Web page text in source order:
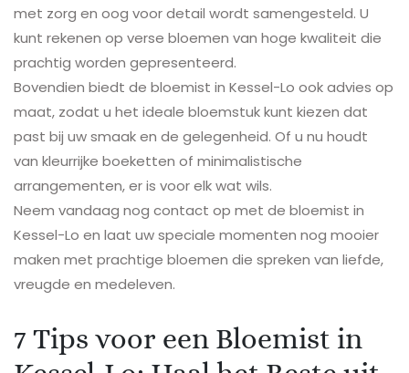
met zorg en oog voor detail wordt samengesteld. U
kunt rekenen op verse bloemen van hoge kwaliteit die
prachtig worden gepresenteerd.
Bovendien biedt de bloemist in Kessel-Lo ook advies op
maat, zodat u het ideale bloemstuk kunt kiezen dat
past bij uw smaak en de gelegenheid. Of u nu houdt
van kleurrijke boeketten of minimalistische
arrangementen, er is voor elk wat wils.
Neem vandaag nog contact op met de bloemist in
Kessel-Lo en laat uw speciale momenten nog mooier
maken met prachtige bloemen die spreken van liefde,
vreugde en medeleven.
7 Tips voor een Bloemist in